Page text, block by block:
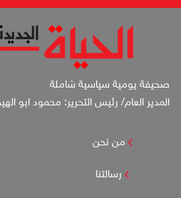
صحيفة يومية سياسية شاملة
المدير العام/ رئيس التحرير: محمود ابو
من نحن
رسالتنا